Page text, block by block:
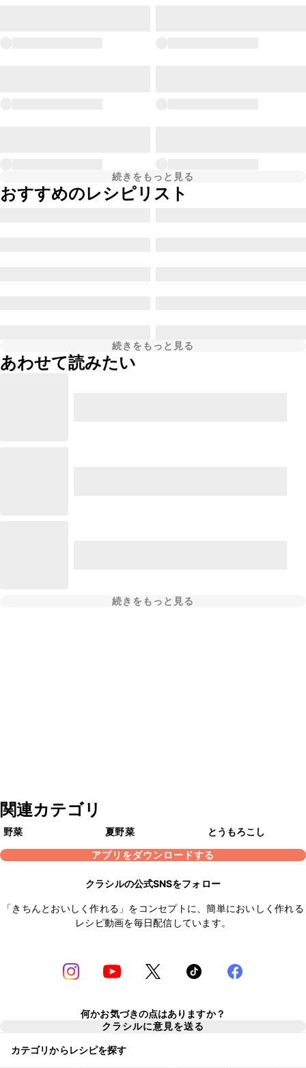
続きをもっと見る
おすすめのレシピリスト
続きをもっと見る
あわせて読みたい
続きをもっと見る
関連カテゴリ
野菜 夏野菜
とうもろこし
アプリをダウンロードする
クラシルの公式SNSをフォロー
「きちんとおいしく作れる」をコンセプトに、簡単においしく作れる
レシピ動画を毎日配信しています。
何かお気づきの点はありますか？
クラシルに意見を送る
カテゴリからレシピを探す